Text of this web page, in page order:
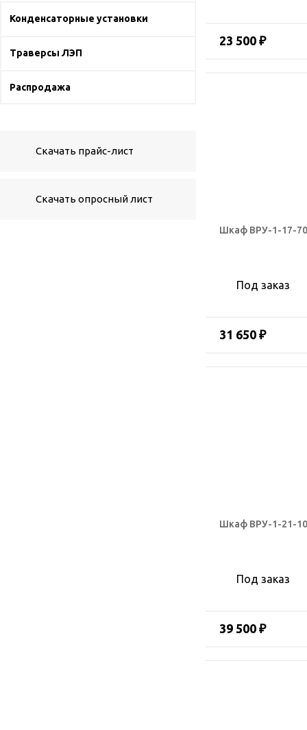
Конденсаторные установки
Траверсы ЛЭП
Распродажа
Скачать прайс-лист
Скачать опросный лист
23 500 ₽
Шкаф ВРУ-1-17-
Под заказ
31 650 ₽
Шкаф ВРУ-1-21-
Под заказ
39 500 ₽